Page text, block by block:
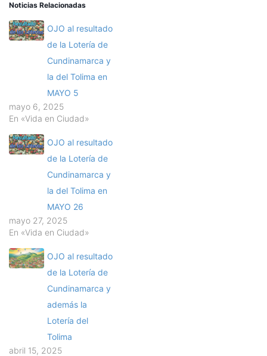
Noticias Relacionadas
OJO al resultado
de la Lotería de
Cundinamarca y
la del Tolima en
MAYO 5
mayo 6, 2025
En «Vida en Ciudad»
OJO al resultado
de la Lotería de
Cundinamarca y
la del Tolima en
MAYO 26
mayo 27, 2025
En «Vida en Ciudad»
OJO al resultado
de la Lotería de
Cundinamarca y
además la
Lotería del
Tolima
abril 15, 2025